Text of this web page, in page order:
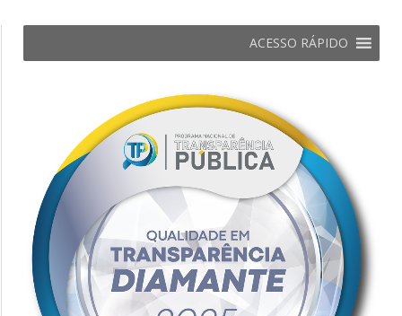
ACESSO RÁPIDO